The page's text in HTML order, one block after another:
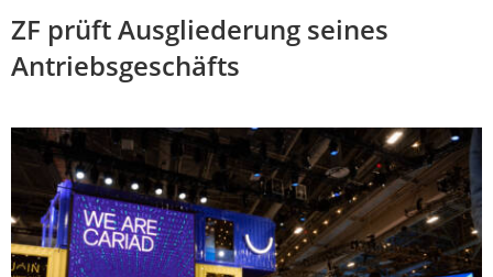
ZF prüft Ausgliederung seines
Antriebsgeschäfts